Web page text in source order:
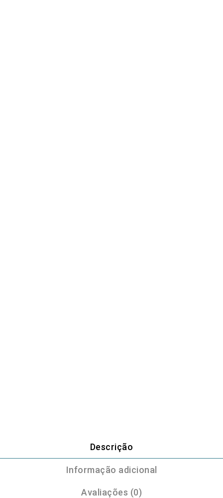
Descrição
Informação adicional
Avaliações (0)